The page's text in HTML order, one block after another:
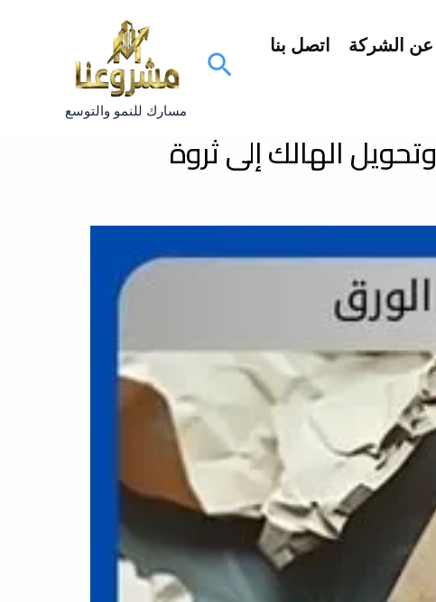
عن الشركة
اتصل بنا
البحث
مسارك للنمو والتوسع
الهالك إلى ثروة